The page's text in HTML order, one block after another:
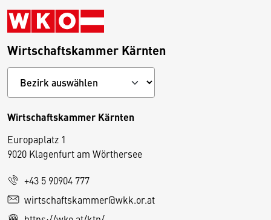
Wirtschaftskammer Kärnten
Wirtschaftskammer Kärnten
Europaplatz 1
9020 Klagenfurt am Wörthersee
+43 5 90904 777
wirtschaftskammer@wkk.or.at
D